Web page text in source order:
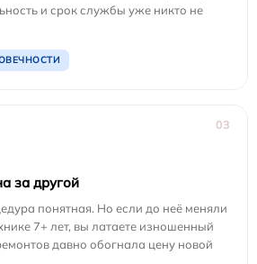
и срок службы уже никто не
03
за другой
понятная. Но если до неё меняли
7+ лет, вы латаете изношенный
давно обогнала цену новой